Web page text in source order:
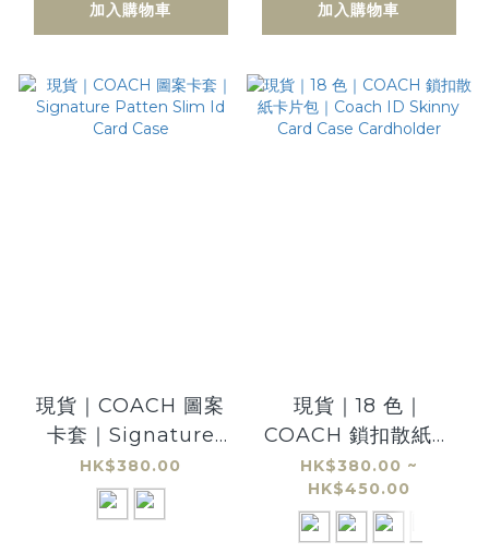
加入購物車 加入購物車
現貨｜COACH 圖案
卡套｜Signature
Patten Slim Id
Card Case
HK$380.00
現貨｜18 色｜
COACH 鎖扣散紙卡
片包｜Coach ID
Skinny Card Case
Cardholder
HK$380.00 ~
HK$450.00